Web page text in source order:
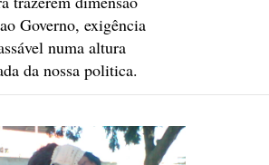
Governo, exigência
numa altura
da nossa politica.